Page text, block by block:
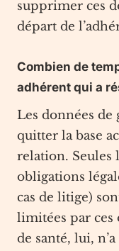
supprimer ces
départ de
Combien de
adhérent qui a
Les données
quitter la base
relation. Seules
obligations
cas de litige)
limitées par ces
de santé, lui,